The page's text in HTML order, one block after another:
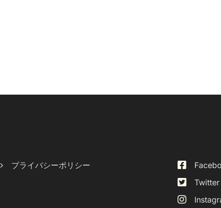
プライバシーポリシー
Twitter